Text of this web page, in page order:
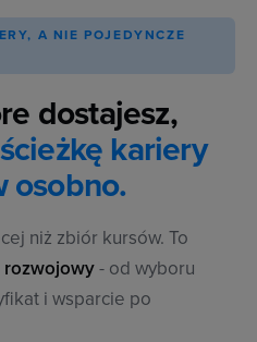
A NIE POJEDYNCZE
dostajesz,
ścieżkę kariery
osobno.
niż zbiór kursów. To
rozwojowy- od wyboru
i wsparcie po